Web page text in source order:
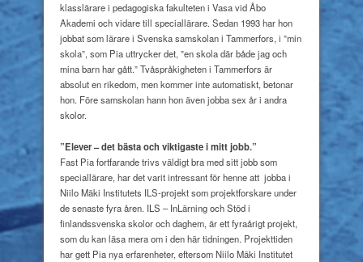
klasslärare i pedagogiska fakulteten i Vasa vid Åbo
Akademi och vidare till speciallärare. Sedan 1993 har hon
jobbat som lärare i Svenska samskolan i Tammerfors, i ”min
skola”, som Pia uttrycker det, ”en skola där både jag och
mina barn har gått.” Tvåspråkigheten i Tammerfors är
absolut en rikedom, men kommer inte automatiskt, betonar
hon. Före samskolan hann hon även jobba sex år i andra
skolor.
”Elever – det bästa och viktigaste i mitt jobb.”
Fast Pia fortfarande trivs väldigt bra med sitt jobb som
speciallärare, har det varit intressant för henne att jobba i
Niilo Mäki Institutets ILS-projekt som projektforskare under
de senaste fyra åren. ILS – InLärning och Stöd i
finlandssvenska skolor och daghem, är ett fyraårigt projekt,
som du kan läsa mera om i den här tidningen. Projekttiden
har gett Pia nya erfarenheter, eftersom Niilo Mäki Institutet